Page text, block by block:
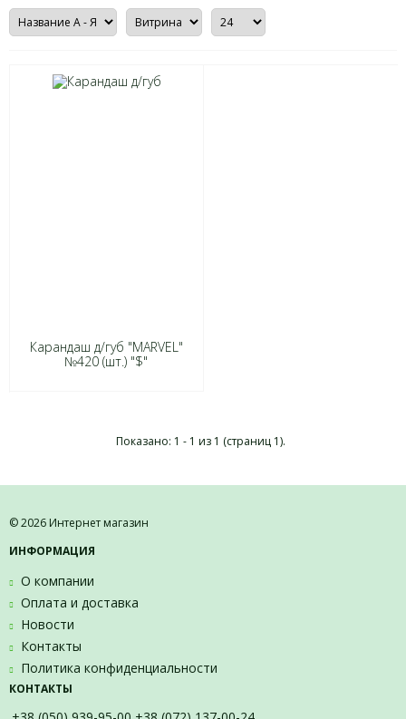
Карандаш д/губ "MARVEL"
№420 (шт.) "$"
Показано: 1 - 1 из 1 (страниц 1).
© 2026 Интернет магазин
ИНФОРМАЦИЯ
О компании
Оплата и доставка
Новости
Контакты
Политика конфиденциальности
КОНТАКТЫ